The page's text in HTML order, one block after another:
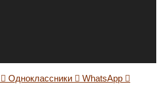
Одноклассники
WhatsApp